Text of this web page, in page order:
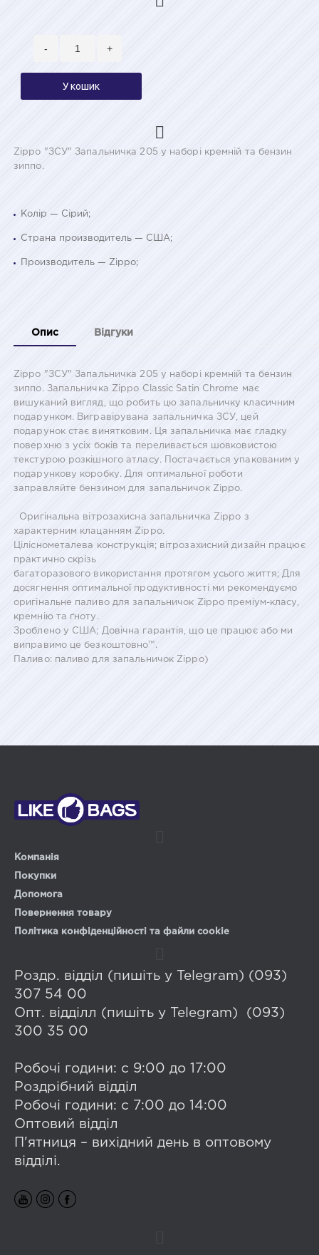
- +
У кошик
Zippo "ЗСУ" Запальничка 205 у наборі кремній та бензин
зиппо.
Колір — Сірий;
Страна производитель — США;
Производитель — Zippo;
Опис Відгуки
Zippo "ЗСУ" Запальничка 205 у наборі кремній та бензин
зиппо. Запальничка Zippo Classic Satin Chrome має
вишуканий вигляд, що робить цю запальничку класичним
подарунком. Вигравірувана запальничка ЗСУ, цей
подарунок стає винятковим. Ця запальничка має гладку
поверхню з усіх боків та переливається шовковистою
текстурою розкішного атласу. Постачається упакованим у
подарункову коробку. Для оптимальної роботи
заправляйте бензином для запальничок Zippo.
Оригінальна вітрозахисна запальничка Zippo з
характерним клацанням Zippo.
Ціліснометалева конструкція; вітрозахисний дизайн працює
практично скрізь
багаторазового використання протягом усього життя; Для
досягнення оптимальної продуктивності ми рекомендуємо
оригінальне паливо для запальничок Zippo преміум-класу,
кремнію та ґноту.
Зроблено у США; Довічна гарантія, що це працює або ми
виправимо це безкоштовно™.
Паливо: паливо для запальничок Zippo)
Компанія
Покупки
Допомога
Повернення товару
Політика конфіденційності та файли cookie
Роздр. відділ (пишіть у Telegram) (093)
307 54 00
Опт. відділл (пишіть у Telegram) (093)
300 35 00
Робочі години: с 9:00 до 17:00
Роздрібний відділ
Робочі години: с 7:00 до 14:00
Оптовий відділ
П'ятниця – вихідний день в оптовому
відділі.